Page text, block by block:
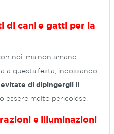
di cani e gatti per la
noi, ma non amano
a questa festa, indossando
evitate di dipingergli il
essere molto pericolose.
e illuminazioni